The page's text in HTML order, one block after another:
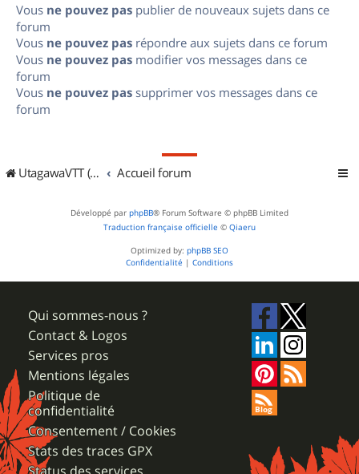
Vous ne pouvez pas publier de nouveaux sujets dans ce
forum
Vous ne pouvez pas répondre aux sujets dans ce forum
Vous ne pouvez pas modifier vos messages dans ce
forum
Vous ne pouvez pas supprimer vos messages dans ce
forum
UtagawaVTT (Randos VTT et VTTAE avec traces GPS) Accueil forum
Développé par phpBB® Forum Software © phpBB Limited
Traduction française officielle © Qiaeru
Optimized by: phpBB SEO
Confidentialité | Conditions
Qui sommes-nous ?
Contact & Logos
Services pros
Mentions légales
Politique de
confidentialité
Consentement / Cookies
Stats des traces GPX